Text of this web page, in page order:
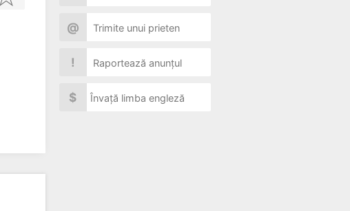
@ Trimite unui prieten
! Raportează anunțul
$ Învață limba engleză